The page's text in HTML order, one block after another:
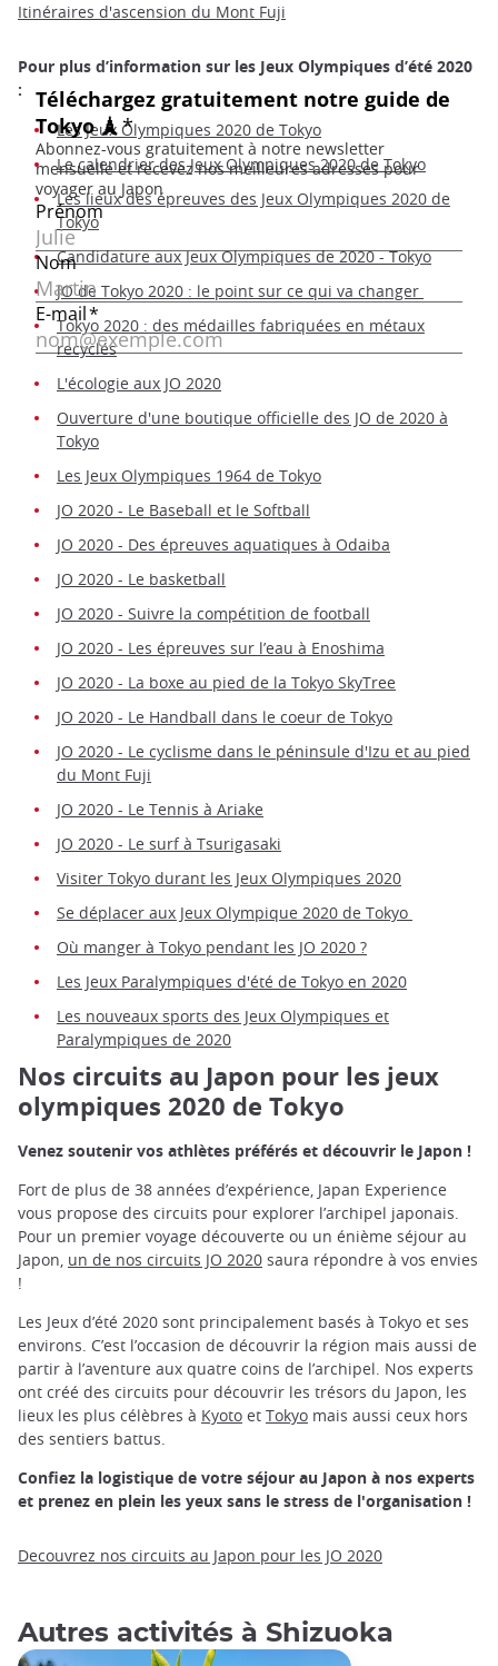
Itinéraires d'ascension du Mont Fuji
Pour plus d’information sur les Jeux Olympiques d’été 2020
:
Les Jeux Olympiques 2020 de Tokyo
Le calendrier des Jeux Olympiques 2020 de Tokyo
Les lieux des épreuves des Jeux Olympiques 2020 de
Tokyo
Candidature aux Jeux Olympiques de 2020 - Tokyo
JO de Tokyo 2020 : le point sur ce qui va changer
Tokyo 2020 : des médailles fabriquées en métaux
recyclés
L'écologie aux JO 2020
Ouverture d'une boutique officielle des JO de 2020 à
Tokyo
Les Jeux Olympiques 1964 de Tokyo
JO 2020 - Le Baseball et le Softball
JO 2020 - Des épreuves aquatiques à Odaiba
JO 2020 - Le basketball
JO 2020 - Suivre la compétition de football
JO 2020 - Les épreuves sur l’eau à Enoshima
JO 2020 - La boxe au pied de la Tokyo SkyTree
JO 2020 - Le Handball dans le coeur de Tokyo
JO 2020 - Le cyclisme dans le péninsule d'Izu et au pied
du Mont Fuji
JO 2020 - Le Tennis à Ariake
JO 2020 - Le surf à Tsurigasaki
Visiter Tokyo durant les Jeux Olympiques 2020
Se déplacer aux Jeux Olympique 2020 de Tokyo
Où manger à Tokyo pendant les JO 2020 ?
Les Jeux Paralympiques d'été de Tokyo en 2020
Les nouveaux sports des Jeux Olympiques et
Paralympiques de 2020
Nos circuits au Japon pour les jeux
olympiques 2020 de Tokyo
Venez soutenir vos athlètes préférés et découvrir le Japon !
Fort de plus de 38 années d’expérience, Japan Experience
vous propose des circuits pour explorer l’archipel japonais.
Pour un premier voyage découverte ou un énième séjour au
Japon, un de nos circuits JO 2020 saura répondre à vos envies
!
Les Jeux d’été 2020 sont principalement basés à Tokyo et ses
environs. C’est l’occasion de découvrir la région mais aussi de
partir à l’aventure aux quatre coins de l’archipel. Nos experts
ont créé des circuits pour découvrir les trésors du Japon, les
lieux les plus célèbres à Kyoto et Tokyo mais aussi ceux hors
des sentiers battus.
Confiez la logistique de votre séjour au Japon à nos experts
et prenez en plein les yeux sans le stress de l'organisation !
Decouvrez nos circuits au Japon pour les JO 2020
Autres activités à Shizuoka